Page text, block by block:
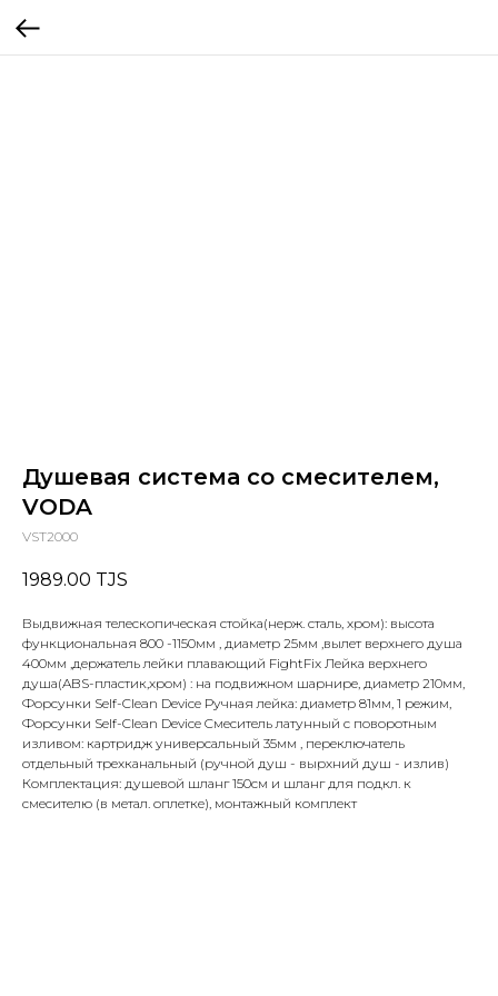
Душевая система со смесителем,
VODA
VST2000
1989.00 TJS
Выдвижная телескопическая стойка(нерж. сталь, хром): высота
функциональная 800 -1150мм , диаметр 25мм ,вылет верхнего душа
400мм ,держатель лейки плавающий FightFix Лейка верхнего
душа(ABS-пластик,хром) : на подвижном шарнире, диаметр 210мм,
Форсунки Self-Clean Device Ручная лейка: диаметр 81мм, 1 режим,
Форсунки Self-Clean Device Cмеситель латунный с поворотным
изливом: картридж универсальный 35мм , переключатель
отдельный трехканальный (ручной душ - вырхний душ - излив)
Комплектация: душевой шланг 150см и шланг для подкл. к
смесителю (в метал. оплетке), монтажный комплект